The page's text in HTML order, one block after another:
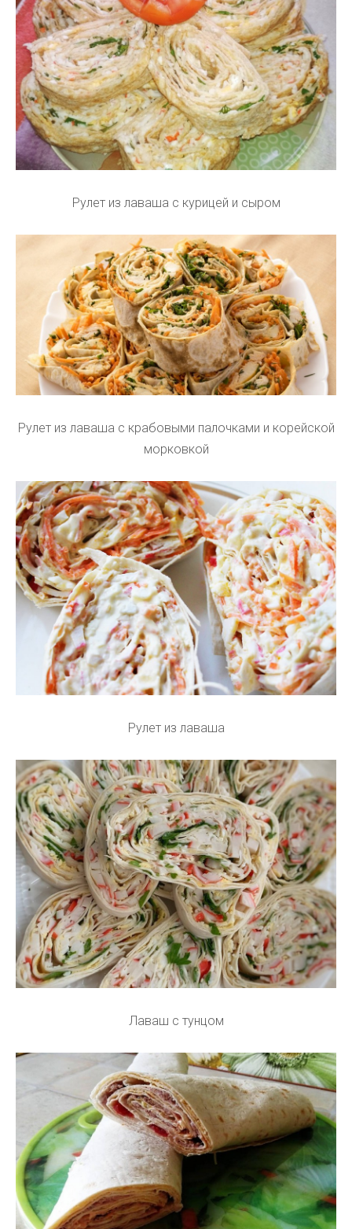
Рулет из лаваша с курицей и сыром
Рулет из лаваша с крабовыми палочками и корейской
морковкой
Рулет из лаваша
Лаваш с тунцом